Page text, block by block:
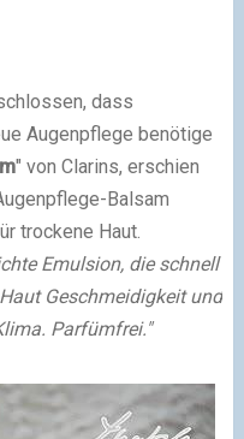
dass
Augenpflege benötige
" von Clarins, erschien
Balsam
trockene Haut.
Emulsion, die schnell
Geschmeidigkeit und
Parfümfrei."